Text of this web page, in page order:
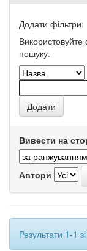
Додати фільтри:
Використовуйте
пошуку.
Вивести на
Автори
Результати 1-1